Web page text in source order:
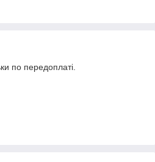
по передоплаті.